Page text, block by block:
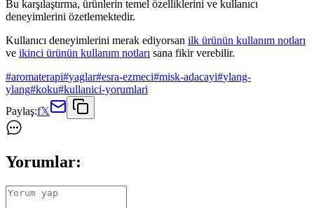
Bu karşılaştırma, ürünlerin temel özelliklerini ve kullanıcı
deneyimlerini özetlemektedir.
Kullanıcı deneyimlerini merak ediyorsan ilk ürünün kullanım notları
ve ikinci ürünün kullanım notları sana fikir verebilir.
#aromaterapi#yaglar#esra-ezmeci#misk-adacayi#ylang-
ylang#koku#kullanici-yorumlari
Paylaş:f𝕏
Yorumlar: